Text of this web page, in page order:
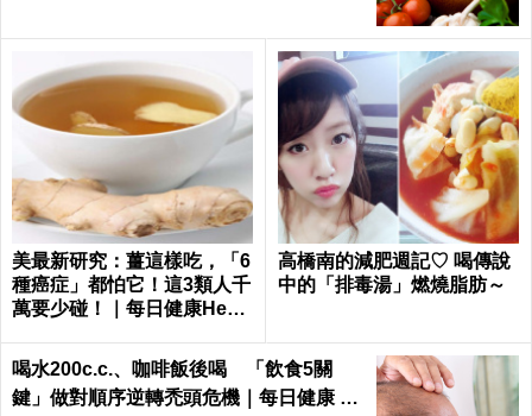
美最新研究：薑這樣吃，「6
種癌症」都怕它！這3類人千
萬要少碰！｜每日健康Healt
高橋南的減肥週記♡ 喝傳說
中的「排毒湯」燃燒脂肪～
喝水200c.c.、咖啡飯後喝 「飲食5關
鍵」做對順序逆轉禿頭危機｜每日健康 He